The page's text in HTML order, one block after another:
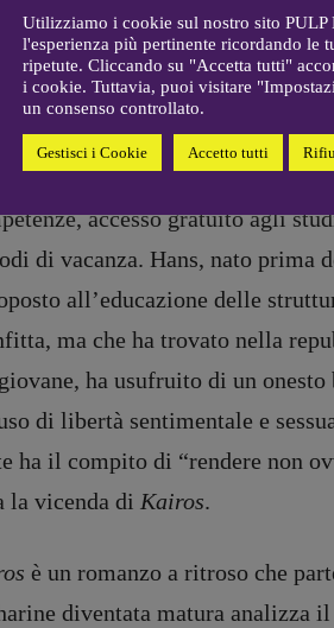
recensioni:
Elio Grasso
[eliovoyager@gmail.com]
Coordinamento Primo Piano
com]
Coordinamento Fumetti:
[fabio.malagnini@gmail.
Coordinamento Pulp for
Valentina Marcoli
[valentina.marcoli@gmail.
ARCHIVIO E AUTORI
Tribunale Milano n° 5864/2023 – cod.
che, pur lamentando
attuate nei
di Stato. Ma sono studiosi
nell’antifascismo tedesco che
di quell’identità
accesso gratuito agli
di vacanza. Hans, nato prima
all’educazione delle
ma che ha trovato nella
ha usufruito di un
di libertà sentimentale e
ha il compito di “rendere non
la vicenda di Kairos.
è un romanzo a ritroso che
diventata matura analizza
Utilizziamo i cookie sul nostro sito
l'esperienza più pertinente ricordando le
ripetute. Cliccando su "Accetta tutti"
i cookie. Tuttavia, puoi visitare
un consenso controllato.
Gestisci i Cookie Accetto tutti